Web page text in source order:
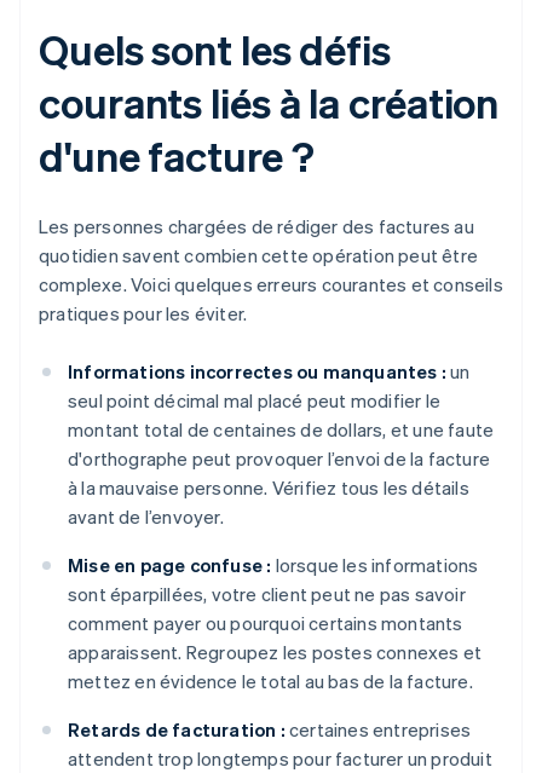
Quels sont les défis
courants liés à la création
d'une facture ?
Les personnes chargées de rédiger des factures au
quotidien savent combien cette opération peut être
complexe. Voici quelques erreurs courantes et conseils
pratiques pour les éviter.
Informations incorrectes ou manquantes : un
seul point décimal mal placé peut modifier le
montant total de centaines de dollars, et une faute
d'orthographe peut provoquer l’envoi de la facture
à la mauvaise personne. Vérifiez tous les détails
avant de l’envoyer.
Mise en page confuse : lorsque les informations
sont éparpillées, votre client peut ne pas savoir
comment payer ou pourquoi certains montants
apparaissent. Regroupez les postes connexes et
mettez en évidence le total au bas de la facture.
Retards de facturation : certaines entreprises
attendent trop longtemps pour facturer un produit